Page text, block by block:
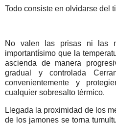
Todo consiste en olvidarse del
No valen las prisas ni las
importantísimo que la
ascienda de manera
gradual y controlada
convenientemente y
cualquier sobresalto térmico.
Llegada la proximidad de los
de los jamones se torna